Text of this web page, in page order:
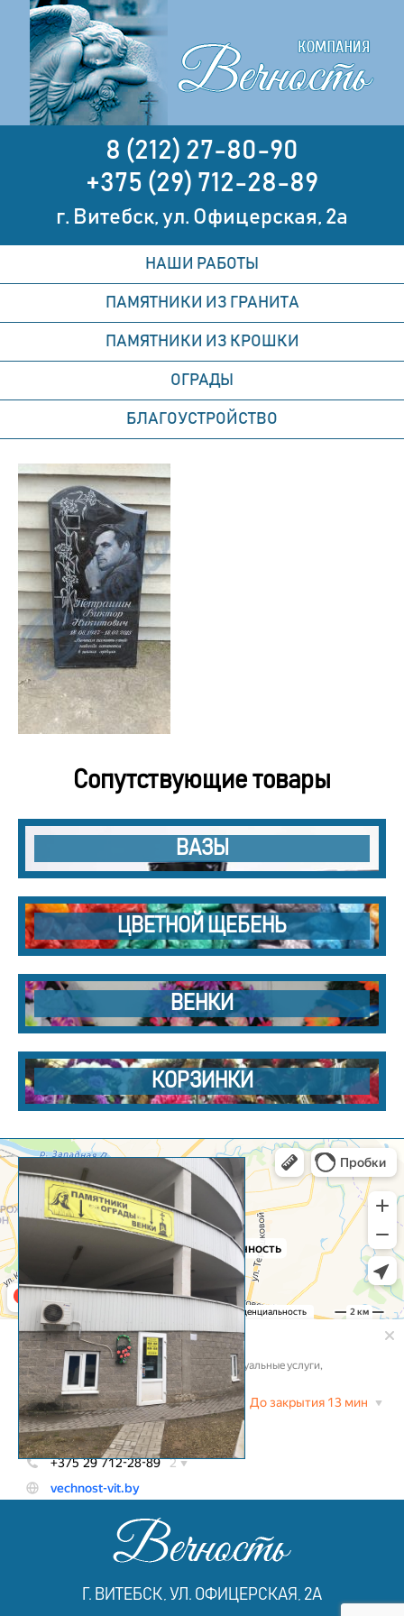
8 (212) 27-80-90
+375 (29) 712-28-89
г. Витебск, ул. Офицерская, 2а
НАШИ РАБОТЫ
ПАМЯТНИКИ ИЗ ГРАНИТА
ПАМЯТНИКИ ИЗ КРОШКИ
ОГРАДЫ
БЛАГОУСТРОЙСТВО
Сопутствующие товары
ВАЗЫ
ЦВЕТНОЙ ЩЕБЕНЬ
ВЕНКИ
КОРЗИНКИ
Г. ВИТЕБСК, УЛ. ОФИЦЕРСКАЯ, 2А